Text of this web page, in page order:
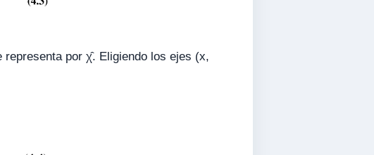
por χ̂. Eligiendo los ejes (x,